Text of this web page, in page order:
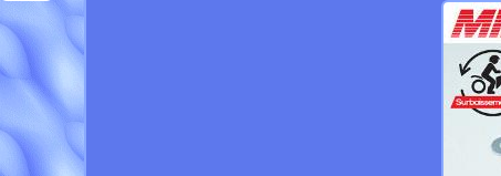
Email